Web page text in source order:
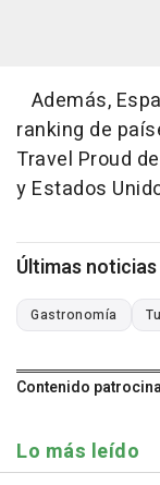
Además,
ranking de
Travel Proud
y Estados
Últimas
Gastronomía
Contenido
Lo más leído